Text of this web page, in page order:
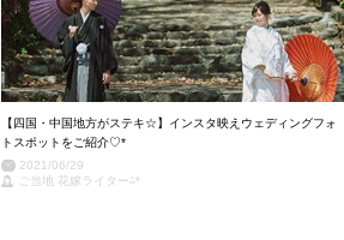
【四国・中国地方がステキ☆】インスタ映えウェディングフォ
トスポットをご紹介♡*
2021/06/29
ご当地 花嫁ライター⁂*